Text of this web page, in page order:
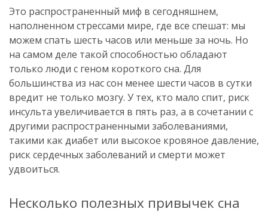
Это распространенный миф в сегодняшнем,
наполненном стрессами мире, где все спешат: мы
можем спать шесть часов или меньше за ночь. Но
на самом деле такой способностью обладают
только люди с геном короткого сна. Для
большинства из нас сон менее шести часов в сутки
вредит не только мозгу. У тех, кто мало спит, риск
инсульта увеличивается в пять раз, а в сочетании с
другими распространенными заболеваниями,
такими как диабет или высокое кровяное давление,
риск сердечных заболеваний и смерти может
удвоиться.
Несколько полезных привычек сна